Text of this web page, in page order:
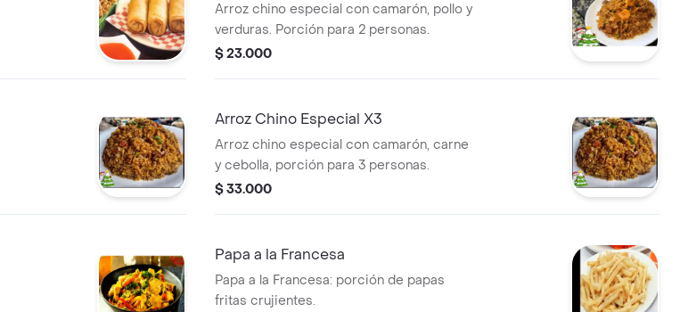
Arroz chino especial con camarón, pollo y
verduras. Porción para 2 personas.
$ 23.000
Arroz Chino Especial X3
Arroz chino especial con camarón, carne
y cebolla, porción para 3 personas.
$ 33.000
Papa a la Francesa
Papa a la Francesa: porción de papas
fritas crujientes.